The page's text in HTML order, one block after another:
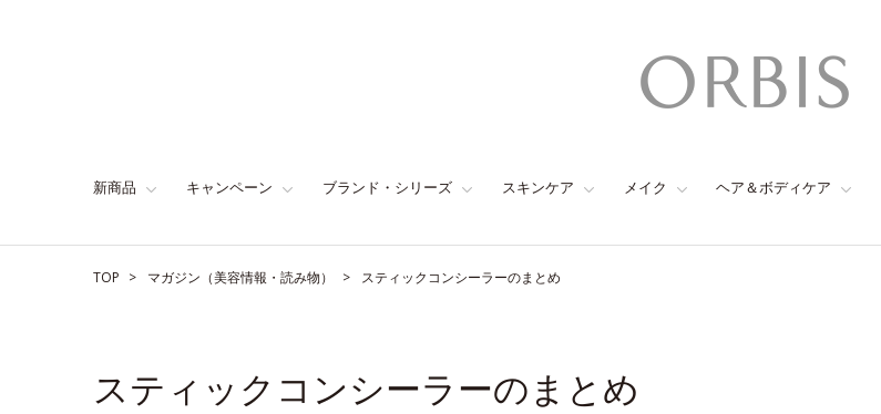
新商品 キャンペーン ブランド・シリーズ スキンケア メイク ヘア＆ボディケア
TOP マガジン（美容情報・読み物） スティックコンシーラーのまとめ
スティックコンシーラーのまとめ